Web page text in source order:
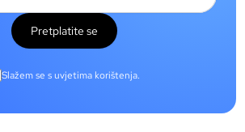
Pretplatite se
Slažem se s uvjetima korištenja.